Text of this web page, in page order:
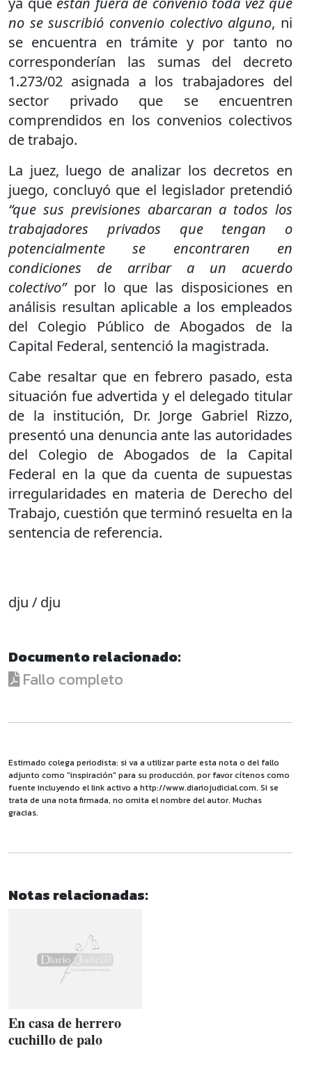
no se suscribió convenio colectivo alguno, ni
se encuentra en trámite y por tanto no
corresponderían las sumas del decreto
1.273/02 asignada a los trabajadores del
sector privado que se encuentren
comprendidos en los convenios colectivos
de trabajo.
La juez, luego de analizar los decretos en
juego, concluyó que el legislador pretendió
“que sus previsiones abarcaran a todos los
trabajadores privados que tengan o
potencialmente se encontraren en
condiciones de arribar a un acuerdo
colectivo”por lo que las disposiciones en
análisis resultan aplicable a los empleados
del Colegio Público de Abogados de la
Capital Federal, sentenció la magistrada.
Cabe resaltar que en febrero pasado, esta
situación fue advertida y el delegado titular
de la institución, Dr. Jorge Gabriel Rizzo,
presentó una denuncia ante las autoridades
del Colegio de Abogados de la Capital
Federal en la que da cuenta de supuestas
irregularidades en materia de Derecho del
Trabajo, cuestión que terminó resuelta en la
sentencia de referencia.
dju / dju
Documento relacionado:
Fallo completo
Estimado colega periodista: si va a utilizar parte esta nota o del fallo
adjunto como "inspiración" para su producción, por favor cítenos como
fuente incluyendo el link activo a http://www.diariojudicial.com. Si se
trata de una nota firmada, no omita el nombre del autor. Muchas
gracias.
Notas relacionadas:
En casa de herrero
cuchillo de palo